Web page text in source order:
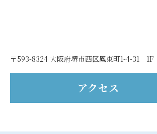
〒593-8324 大阪府堺市西区鳳東町1-4-31 1F
アクセス